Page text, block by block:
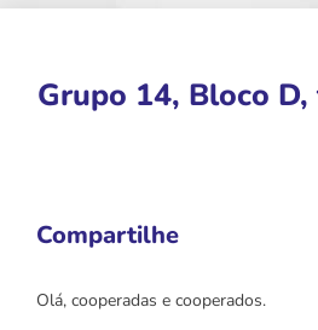
Grupo 14, Bloco
Compartilhe
Olá, cooperadas e cooperados.